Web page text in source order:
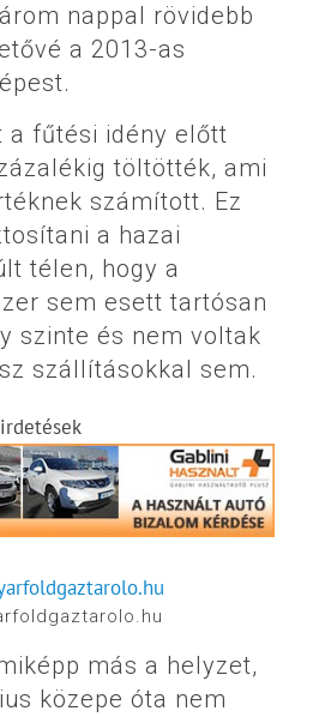
nappal rövidebb
a 2013-as
a fűtési idény előtt
töltötték, ami
számított. Ez
a hazai
télen, hogy a
sem esett tartósan
szinte és nem voltak
szállításokkal sem.
más a helyzet,
közepe óta nem